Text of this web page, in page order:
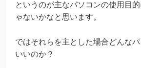
というのが主なパソコンの使用目
ゃないかなと思います。
ではそれらを主とした場合どんな
いいのか？